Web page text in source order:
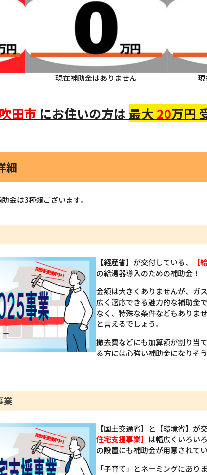
現在補助金はありません 現
吹田市 にお住いの方は 最大 20万円
細
金は3種類ございます。
【経産省】 が交付している、
【
の給湯器導入のための補助金！
金額は大きくありませんが、ガ
広く適応できる魅力的な補助金
なく、特殊な条件などもありま
と言えるでしょう。
撤去費などにも加算額が割り当
る方には心強い補助金になりそ
業
【国土交通省】
と【環境省】が
住宅支援事業】 は幅広くいろい
の設置にも補助金が用意されて
「子育て」とネーミングにあり